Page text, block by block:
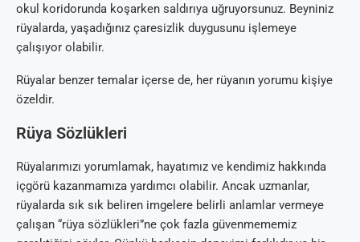
okul koridorunda koşarken saldırıya uğruyorsunuz. Beyniniz
rüyalarda, yaşadığınız çaresizlik duygusunu işlemeye
çalışıyor olabilir.
Rüyalar benzer temalar içerse de, her rüyanın yorumu kişiye
özeldir.
Rüya Sözlükleri
Rüyalarımızı yorumlamak, hayatımız ve kendimiz hakkında
içgörü kazanmamıza yardımcı olabilir. Ancak uzmanlar,
rüyalarda sık sık beliren imgelere belirli anlamlar vermeye
çalışan “rüya sözlükleri”ne çok fazla güvenmememiz